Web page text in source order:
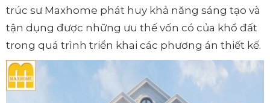
trúc sư Maxhome phát huy khả năng sáng tạo và
tận dụng được những ưu thế vốn có của khổ đất
trong quá trình triển khai các phương án thiết kế.